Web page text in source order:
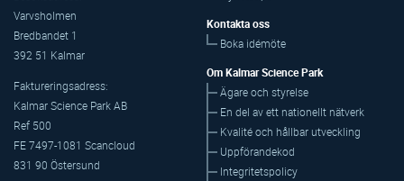
Varvsholmen
Bredbandet 1
392 51 Kalmar
Faktureringsadress:
Kalmar Science Park AB
Ref 500
FE 7497-1081 Scancloud
831 90 Östersund
Kontakta oss
Boka idémöte
Om Kalmar Science Park
Ägare och styrelse
En del av ett nationellt nätverk
Kvalité och hållbar utveckling
Uppförandekod
Integritetspolicy